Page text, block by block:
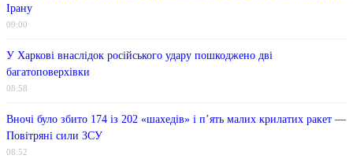
Ірану
09:00
У Харкові внаслідок російського удару пошкоджено дві
багатоповерхівки
08:58
Вночі було збито 174 із 202 «шахедів» і п’ять малих крилатих ракет —
Повітряні сили ЗСУ
08:52